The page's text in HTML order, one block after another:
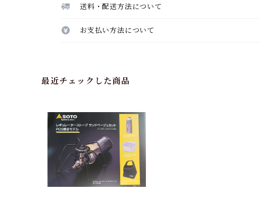
送料・配送方法について
お支払い方法について
最近チェックした商品